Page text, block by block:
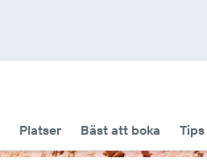
Platser Bäst att boka Tips